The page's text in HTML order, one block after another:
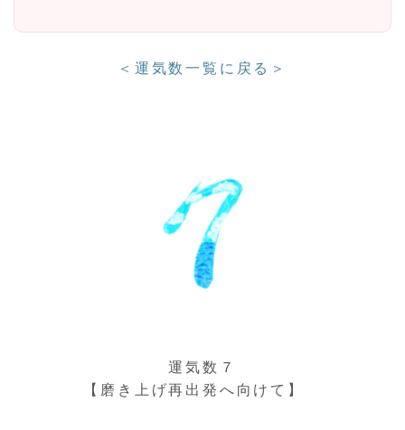
＜運気数一覧に戻る＞
運気数７
【磨き上げ再出発へ向けて】